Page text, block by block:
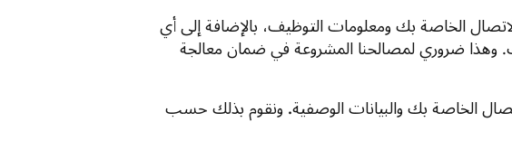
الخاصة بك ومعلومات التوظيف، بالإضافة إلى أي
ضروري لمصالحنا المشروعة في ضمان معالجة
الخاصة بك والبيانات الوصفية.ونقوم بذلك حسب